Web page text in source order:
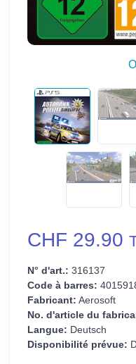
CHF 29.90
N° d'art.: 316137
Code à barres:
Fabricant: Aerosoft
No. d'article du
Langue: Deutsch
Disponibilité prévue: